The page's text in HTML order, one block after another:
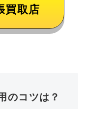
買取店
のコツは？